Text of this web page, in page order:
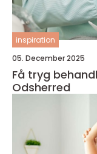
inspiration
05. December 2025
Få tryg
Odsherred